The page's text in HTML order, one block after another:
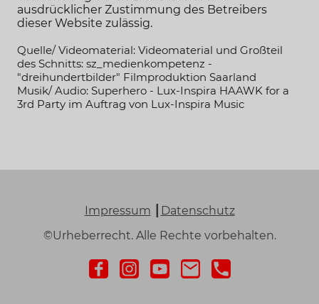
ausdrücklicher Zustimmung des Betreibers
dieser Website zulässig.
Quelle/ Videomaterial: Videomaterial und Großteil
des Schnitts: sz_medienkompetenz -
"dreihundertbilder" Filmproduktion Saarland
Musik/ Audio: Superhero - Lux-Inspira HAAWK for a
3rd Party im Auftrag von Lux-Inspira Music
Impressum
Datenschutz
©Urheberrecht. Alle Rechte vorbehalten.